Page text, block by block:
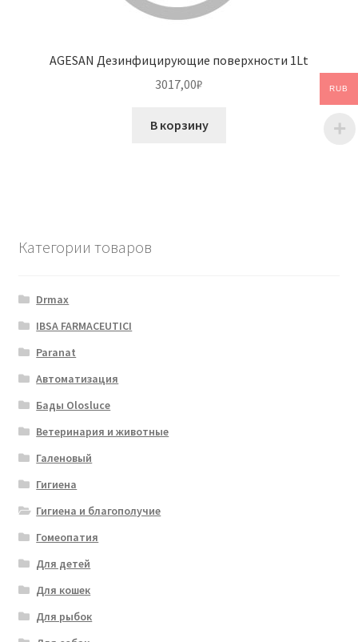
AGESAN Дезинфицирующие поверхности 1Lt
3017,00₽
В корзину
Категории товаров
Drmax
IBSA FARMACEUTICI
Paranat
Автоматизация
Бады Olosluce
Ветеринария и животные
Галеновый
Гигиена
Гигиена и благополучие
Гомеопатия
Для детей
Для кошек
Для рыбок
RUB